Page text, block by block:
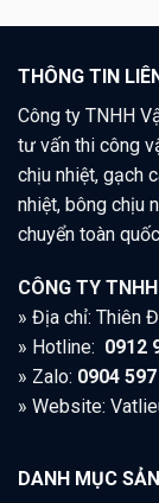
THÔNG TIN
Công ty TNHH
tư vấn thi công
chịu nhiệt, gạch
nhiệt, bông chịu
chuyển toàn
CÔNG TY
» Địa chỉ: Thiên
» Hotline: 0912
» Zalo: 0904
» Website:
DANH MỤC